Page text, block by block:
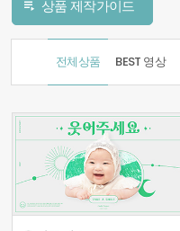
 상품 제작가이드
전체상품 BEST 영상